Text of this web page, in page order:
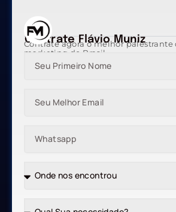
Contrate Flávio Muniz
Contrate agora o melhor palestrante
marketing do Brasil